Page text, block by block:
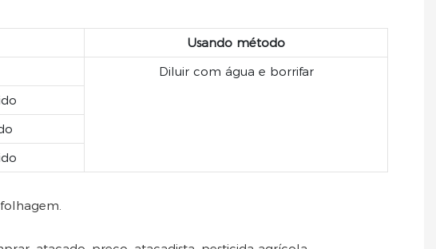
Usando método
Diluir com água e borrifar